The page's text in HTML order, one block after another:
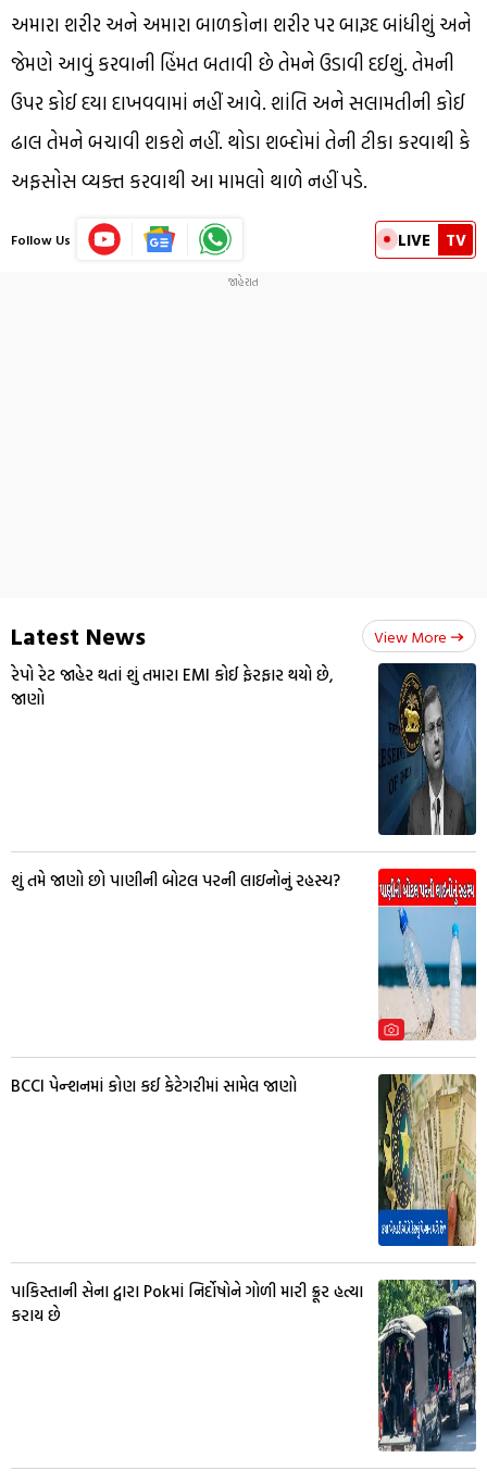
અમારા શરીર અને અમારા બાળકોના શરીર પર બારૂદ બાંધીશું અને
જેમણે આવું કરવાની હિંમત બતાવી છે તેમને ઉડાવી દઈશું. તેમની
ઉપર કોઈ દયા દાખવવામાં નહીં આવે. શાંતિ અને સલામતીની કોઈ
ઢાલ તેમને બચાવી શકશે નહીં. થોડા શબ્દોમાં તેની ટીકા કરવાથી કે
અફસોસ વ્યક્ત કરવાથી આ મામલો થાળે નહીં પડે.
Follow Us LIVE TV
Latest News View More
રેપો રેટ જાહેર થતાં શું તમારા EMI કોઈ ફેરફાર થયો છે,
જાણો
શું તમે જાણો છો પાણીની બોટલ પરની લાઇનોનું રહસ્ય?
BCCI પેન્શનમાં કોણ કઈ કેટેગરીમાં સામેલ જાણો
પાકિસ્તાની સેના દ્વારા Pokમાં નિર્દોષોને ગોળી મારી ક્રૂર હત્યા
કરાય છે